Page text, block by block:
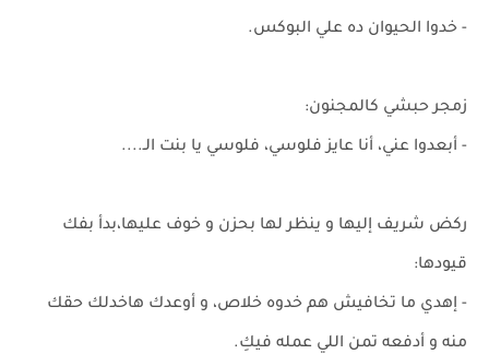
- خدوا الحيوان ده علي البوكس.
زمجر حبشي كالمجنون:
- أبعدوا عني، أنا عايز فلوسي، فلوسي يا بنت الـ....
ركض شريف إليها و ينظر لها بحزن و خوف عليها،بدأ بفك
قيودها:
- إهدي ما تخافيش هم خدوه خلاص، و أوعدك هاخدلك حقك
منه و أدفعه تمن اللي عمله فيكِ.